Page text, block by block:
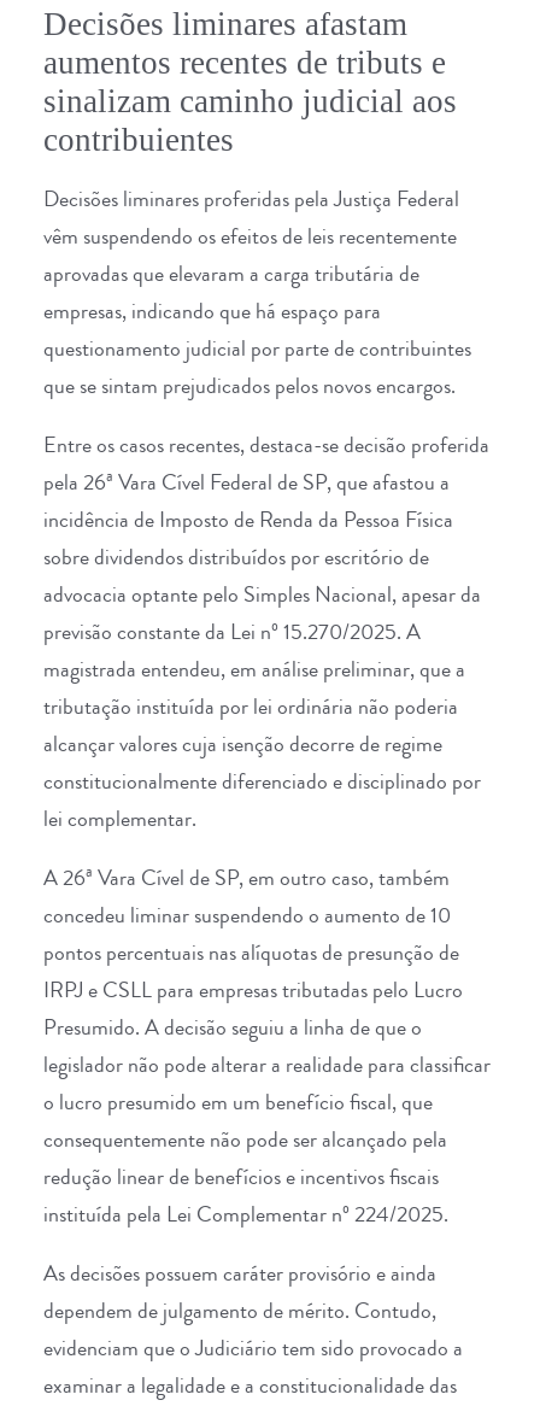
Decisões liminares afastam
aumentos recentes de tributs e
sinalizam caminho judicial aos
contribuientes
Decisões liminares proferidas pela Justiça Federal
vêm suspendendo os efeitos de leis recentemente
aprovadas que elevaram a carga tributária de
empresas, indicando que há espaço para
questionamento judicial por parte de contribuintes
que se sintam prejudicados pelos novos encargos.
Entre os casos recentes, destaca-se decisão proferida
pela 26ª Vara Cível Federal de SP, que afastou a
incidência de Imposto de Renda da Pessoa Física
sobre dividendos distribuídos por escritório de
advocacia optante pelo Simples Nacional, apesar da
previsão constante da Lei nº 15.270/2025. A
magistrada entendeu, em análise preliminar, que a
tributação instituída por lei ordinária não poderia
alcançar valores cuja isenção decorre de regime
constitucionalmente diferenciado e disciplinado por
lei complementar.
A 26ª Vara Cível de SP, em outro caso, também
concedeu liminar suspendendo o aumento de 10
pontos percentuais nas alíquotas de presunção de
IRPJ e CSLL para empresas tributadas pelo Lucro
Presumido. A decisão seguiu a linha de que o
legislador não pode alterar a realidade para classificar
o lucro presumido em um benefício fiscal, que
consequentemente não pode ser alcançado pela
redução linear de benefícios e incentivos fiscais
instituída pela Lei Complementar nº 224/2025.
As decisões possuem caráter provisório e ainda
dependem de julgamento de mérito. Contudo,
evidenciam que o Judiciário tem sido provocado a
examinar a legalidade e a constitucionalidade das